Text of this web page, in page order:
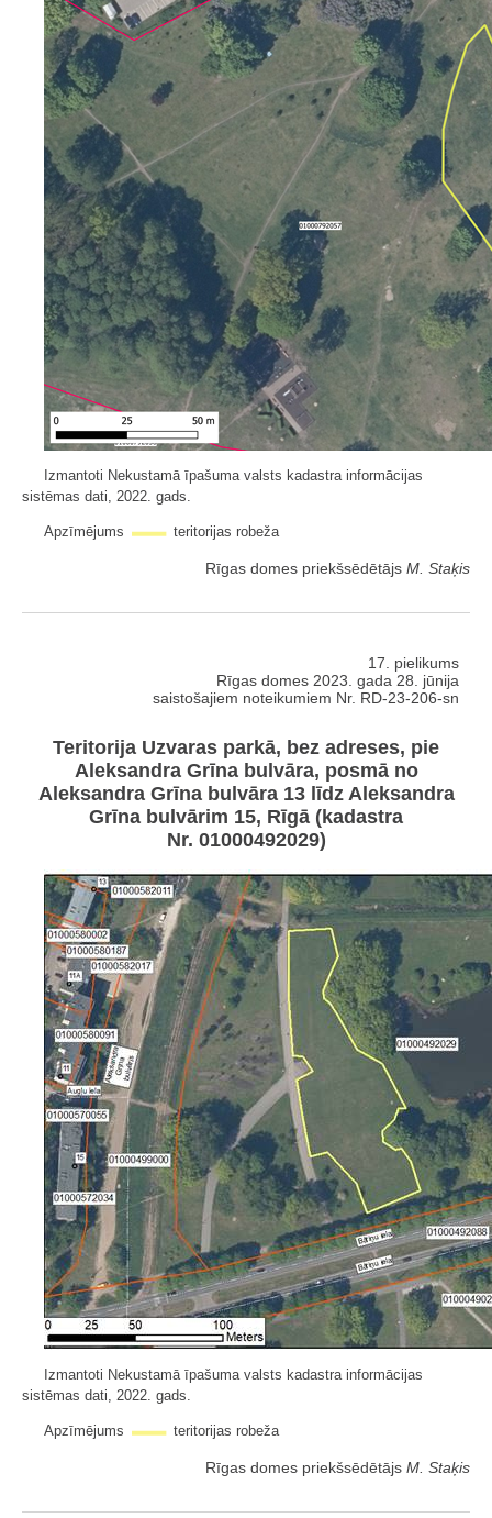
Izmantoti Nekustamā īpašuma valsts kadastra informācijas
sistēmas dati, 2022. gads.
Apzīmējums teritorijas robeža
Rīgas domes priekšsēdētājs M. Staķis
17. pielikums
Rīgas domes 2023. gada 28. jūnija
saistošajiem noteikumiem Nr. RD-23-206-sn
Teritorija Uzvaras parkā, bez adreses, pie
Aleksandra Grīna bulvāra, posmā no
Aleksandra Grīna bulvāra 13 līdz Aleksandra
Grīna bulvārim 15, Rīgā (kadastra
Nr. 01000492029)
Izmantoti Nekustamā īpašuma valsts kadastra informācijas
sistēmas dati, 2022. gads.
Apzīmējums teritorijas robeža
Rīgas domes priekšsēdētājs M. Staķis